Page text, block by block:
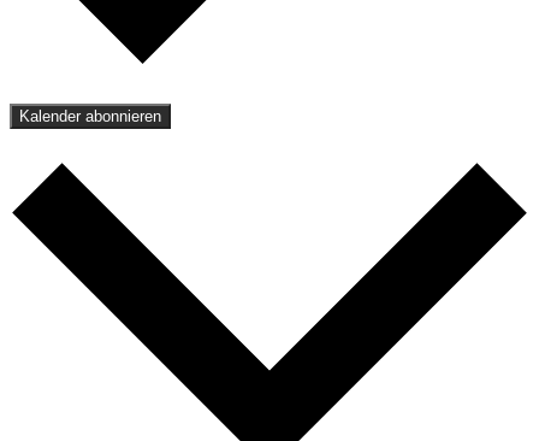
Kalender abonnieren